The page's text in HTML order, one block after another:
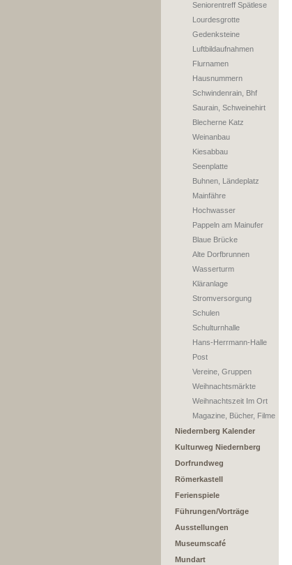
Seniorentreff Spätlese
Lourdesgrotte
Gedenksteine
Luftbildaufnahmen
Flurnamen
Hausnummern
Schwindenrain, Bhf
Saurain, Schweinehirt
Blecherne Katz
Weinanbau
Kiesabbau
Seenplatte
Buhnen, Ländeplatz
Mainfähre
Hochwasser
Pappeln am Mainufer
Blaue Brücke
Alte Dorfbrunnen
Wasserturm
Kläranlage
Stromversorgung
Schulen
Schulturnhalle
Hans-Herrmann-Halle
Post
Vereine, Gruppen
Weihnachtsmärkte
Weihnachtszeit Im Ort
Magazine, Bücher, Filme
Niedernberg Kalender
Kulturweg Niedernberg
Dorfrundweg
Römerkastell
Ferienspiele
Führungen/Vorträge
Ausstellungen
Museumscafé
Mundart